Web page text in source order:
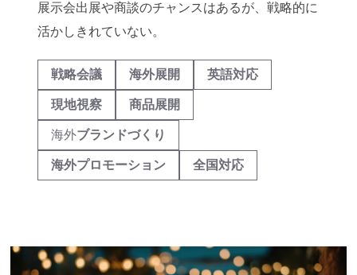
展示会出展や商談のチャンスはあるが、戦略的に
活かしきれていない。
戦略会議 海外展開 英語対応
現地視察 商品展開
海外ブランドづくり
海外プロモーション 全国対応